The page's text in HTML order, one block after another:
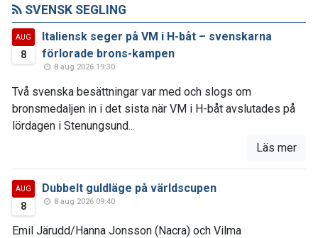
SVENSK SEGLING
AUG
8
Italiensk seger på VM i H-båt – svenskarna
förlorade brons-kampen
8 aug 2026 19:30
Två svenska besättningar var med och slogs om
bronsmedaljen in i det sista när VM i H-båt avslutades på
lördagen i Stenungsund...
Läs mer
AUG
8
Dubbelt guldläge på världscupen
8 aug 2026 09:40
Emil Järudd/Hanna Jonsson (Nacra) och Vilma